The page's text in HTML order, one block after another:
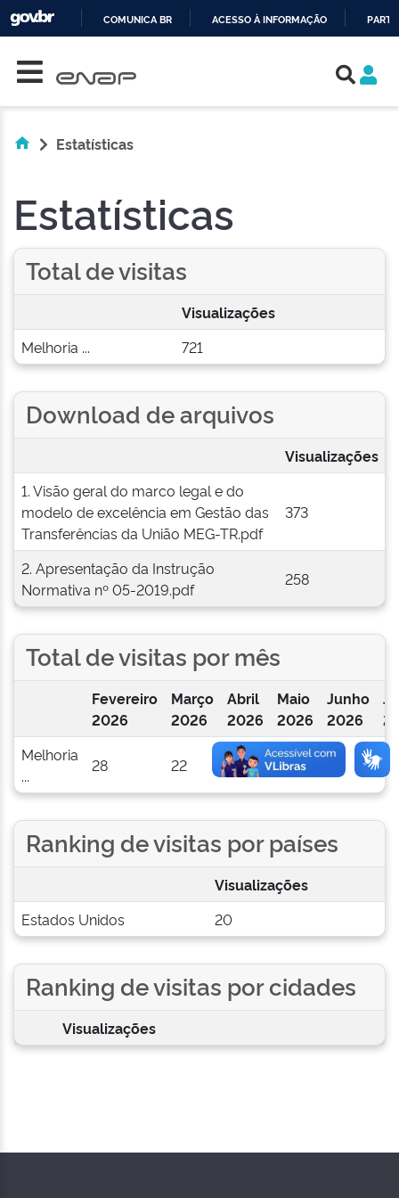
COMUNICA BR ACESSO À INFORMAÇÃO
Estatísticas
Estatísticas
Total de visitas
Visualizações
Melhoria ...
721
Download de arquivos
Visualizações
1. Visão geral do marco legal e do
modelo de excelência em Gestão das
Transferências da União MEG-TR.pdf
373
2. Apresentação da Instrução
Normativa nº 05-2019.pdf
258
Total de visitas por mês
Fevereiro
2026
Março
2026
Abril
2026
Maio
2026
Junho
2026
Melhoria
...
28 22 17 35 13
Ranking de visitas por países
Visualizações
Estados Unidos
20
Ranking de visitas por cidades
Visualizações